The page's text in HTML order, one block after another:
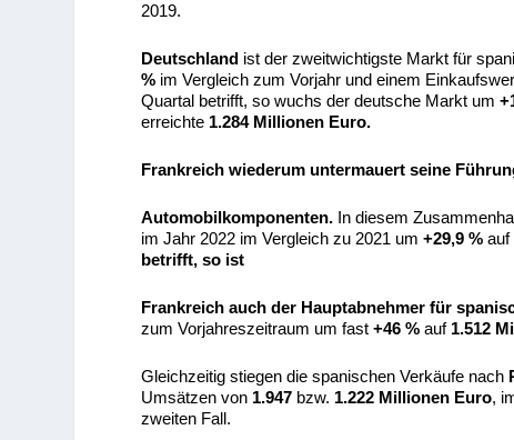
2019.
Deutschland ist der zweitwichtigste Markt für
% im Vergleich zum Vorjahr und einem
Quartal betrifft, so wuchs der deutsche Markt um
erreichte 1.284 Millionen Euro.
Frankreich wiederum untermauert seine
Automobilkomponenten. In diesem
im Jahr 2022 im Vergleich zu 2021 um+29,9 % auf
betrifft, so ist
Frankreich auch der Hauptabnehmer für
zum Vorjahreszeitraum um fast+46 % auf 1.512
Gleichzeitig stiegen die spanischen Verkäufe nach
Umsätzen von 1.947 bzw. 1.222 Millionen Euro,
zweiten Fall.